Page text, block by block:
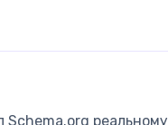
реальному